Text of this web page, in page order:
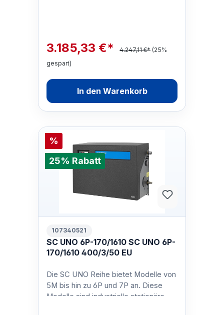
3.185,33 €* 4.247,11 €* (25%
gespart)
In den Warenkorb
%
25% Rabatt
107340521
SC UNO 6P-170/1610 SC UNO 6P-
170/1610 400/3/50 EU
Die SC UNO Reihe bietet Modelle von
5M bis hin zu 6P und 7P an. Diese
Modelle sind industrielle stationäre